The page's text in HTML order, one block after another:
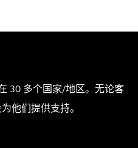
30 多个国家/地区。无论客
他们提供支持。